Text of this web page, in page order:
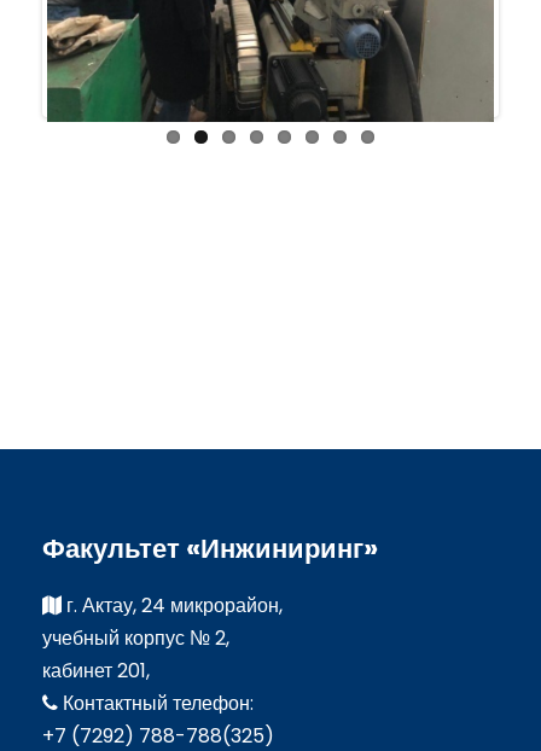
ous
Факультет «Инжиниринг»
г. Актау, 24 микрорайон,
учебный корпус № 2,
кабинет 201,
Контактный телефон:
+7 (7292) 788-788(325)